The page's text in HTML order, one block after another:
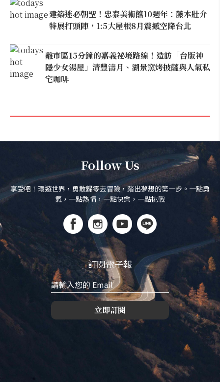
建築迷必朝聖！忠泰美術館10週年：藤本壯介
特展打頭陣，1:5大屋根8月震撼空降台北
離市區15分鐘的嘉義祕境路線！造訪「台版神
隱少女湯屋」清豐濤月、湖景窯烤披薩與人氣私
宅咖啡
Follow Us
享受吧！環遊世界，勇敢歸零去冒險，踏出夢想的第一步。一點勇
氣，一點熱情，一點快樂，一點挑戰
訂閱電子報
立即訂閱